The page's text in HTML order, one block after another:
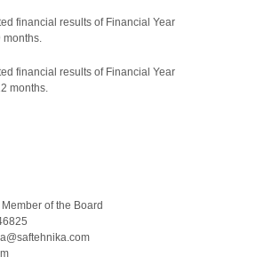
financial results of Financial Year
months.
financial results of Financial Year
months.
of the Board